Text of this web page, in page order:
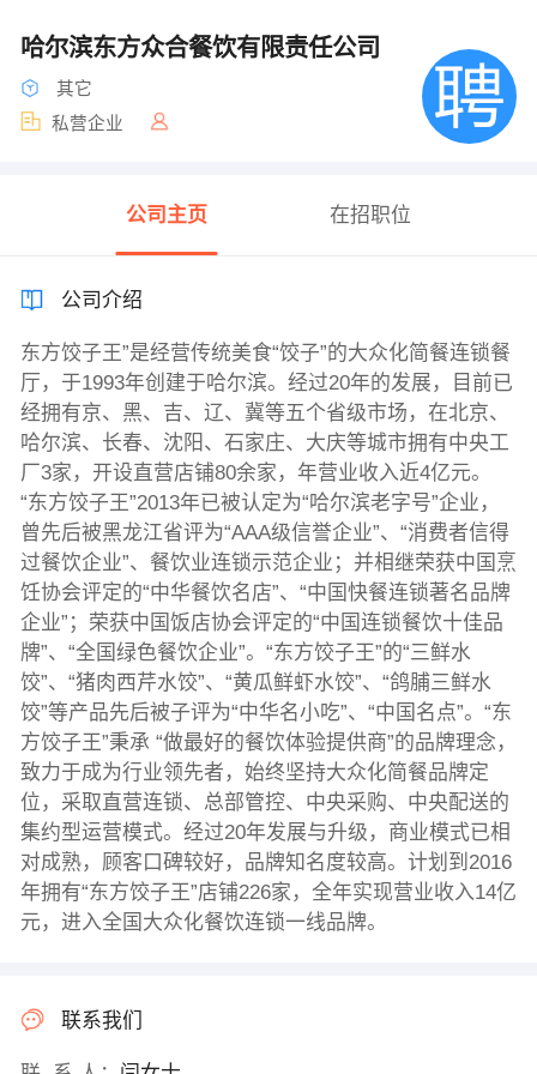
哈尔滨东方众合餐饮有限责任公司
其它
私营企业
公司主页 在招职位
公司介绍
东方饺子王”是经营传统美食“饺子”的大众化简餐连锁餐
厅，于1993年创建于哈尔滨。经过20年的发展，目前已
经拥有京、黑、吉、辽、冀等五个省级市场，在北京、
哈尔滨、长春、沈阳、石家庄、大庆等城市拥有中央工
厂3家，开设直营店铺80余家，年营业收入近4亿元。
“东方饺子王”2013年已被认定为“哈尔滨老字号”企业，
曾先后被黑龙江省评为“AAA级信誉企业”、“消费者信得
过餐饮企业”、餐饮业连锁示范企业；并相继荣获中国烹
饪协会评定的“中华餐饮名店”、“中国快餐连锁著名品牌
企业”；荣获中国饭店协会评定的“中国连锁餐饮十佳品
牌”、“全国绿色餐饮企业”。“东方饺子王”的“三鲜水
饺”、“猪肉西芹水饺”、“黄瓜鲜虾水饺”、“鸽脯三鲜水
饺”等产品先后被子评为“中华名小吃”、“中国名点”。“东
方饺子王”秉承 “做最好的餐饮体验提供商”的品牌理念，
致力于成为行业领先者，始终坚持大众化简餐品牌定
位，采取直营连锁、总部管控、中央采购、中央配送的
集约型运营模式。经过20年发展与升级，商业模式已相
对成熟，顾客口碑较好，品牌知名度较高。计划到2016
年拥有“东方饺子王”店铺226家，全年实现营业收入14亿
元，进入全国大众化餐饮连锁一线品牌。
联系我们